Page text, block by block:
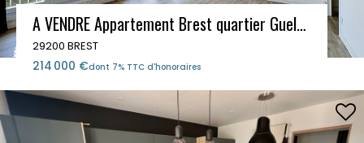
A VENDRE Appartement Brest quartier Guelmeur 4 pièce(s) 86.28 m2
29200 BREST
214 000 €dont 7% TTC d'honoraires